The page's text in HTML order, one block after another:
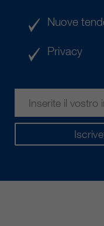
Nuove
Privacy